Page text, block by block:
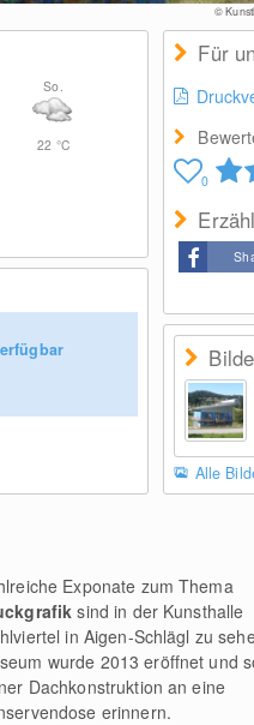
©
So.
22 °C
Für
0
Alle
Exponate zum Thema
sind in der Kunsthalle
in Aigen-Schlägl zu
wurde 2013 eröffnet und
Dachkonstruktion an eine
erinnern.